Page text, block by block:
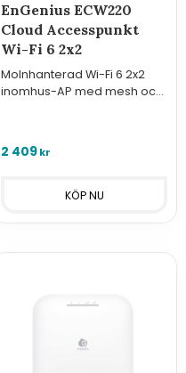
EnGenius ECW220
Cloud Accesspunkt
Wi-Fi 6 2x2
Molnhanterad Wi-Fi 6 2x2
inomhus-AP med mesh och
2 409kr